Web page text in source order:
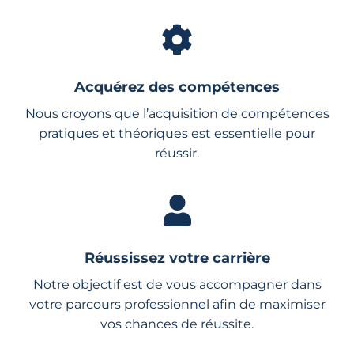
Acquérez des compétences
Nous croyons que l’acquisition de compétences
pratiques et théoriques est essentielle pour
réussir.
Réussissez votre carrière
Notre objectif est de vous accompagner dans
votre parcours professionnel afin de maximiser
vos chances de réussite.